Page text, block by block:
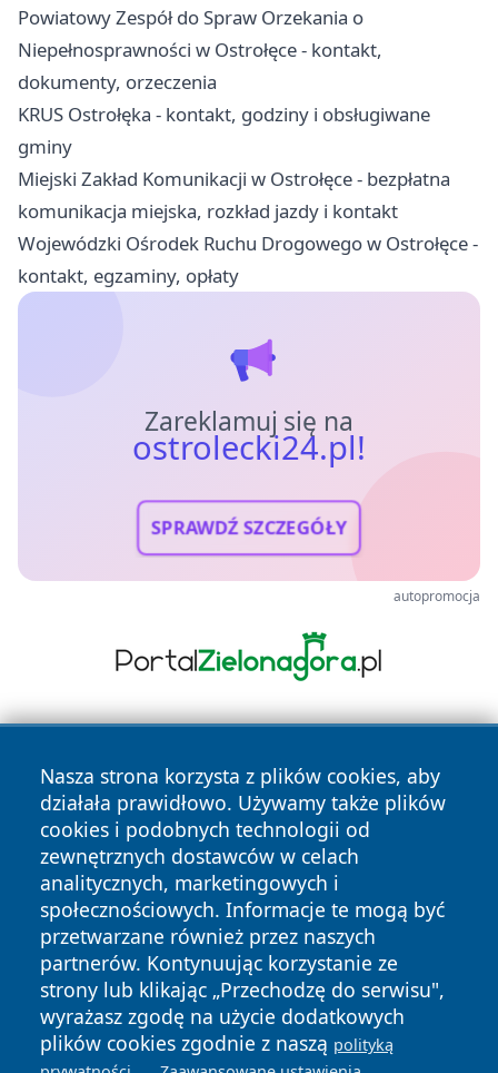
Powiatowy Zespół do Spraw Orzekania o
Niepełnosprawności w Ostrołęce - kontakt,
dokumenty, orzeczenia
KRUS Ostrołęka - kontakt, godziny i obsługiwane
gminy
Miejski Zakład Komunikacji w Ostrołęce - bezpłatna
komunikacja miejska, rozkład jazdy i kontakt
Wojewódzki Ośrodek Ruchu Drogowego w Ostrołęce -
kontakt, egzaminy, opłaty
Zareklamuj się na
ostrolecki24.pl!
SPRAWDŹ SZCZEGÓŁY
autopromocja
Nasza strona korzysta z plików cookies, aby
działała prawidłowo. Używamy także plików
cookies i podobnych technologii od
zewnętrznych dostawców w celach
analitycznych, marketingowych i
społecznościowych. Informacje te mogą być
przetwarzane również przez naszych
partnerów. Kontynuując korzystanie ze
strony lub klikając „Przechodzę do serwisu",
wyrażasz zgodę na użycie dodatkowych
plików cookies zgodnie z naszą polityką
Copyright © 2026 ostrolecki24.pl Wszystkie prawa
zastrzeżone.
News Autorzy
Polityka
Prywatności
Polityka
Cookies